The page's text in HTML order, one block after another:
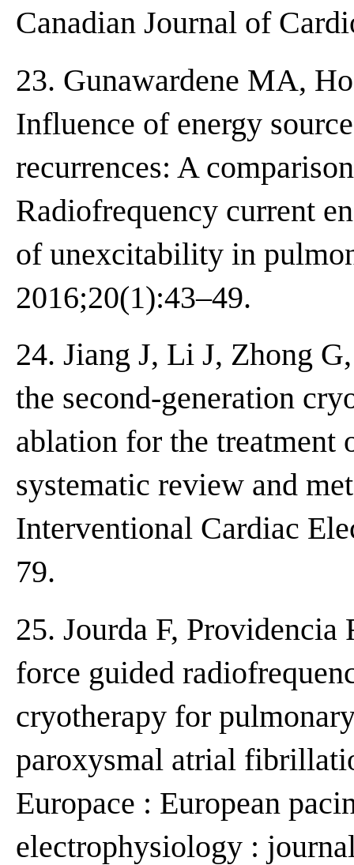
Canadian Journal of
23. Gunawardene MA,
Influence of energy
recurrences: A
Radiofrequency current
of unexcitability in
2016;20(1):43–49.
24. Jiang J, Li J, Zhong
the second-generation
ablation for the
systematic review and
Interventional Cardiac
79.
25. Jourda F,
force guided
cryotherapy for
paroxysmal atrial
Europace : European
electrophysiology :